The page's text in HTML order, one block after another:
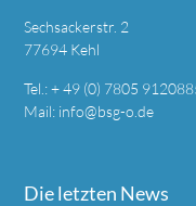
Sechsackerstr. 2
77694 Kehl
Tel.: + 49 (0) 7805
Mail: info@bsg-o.de
Die letzten News